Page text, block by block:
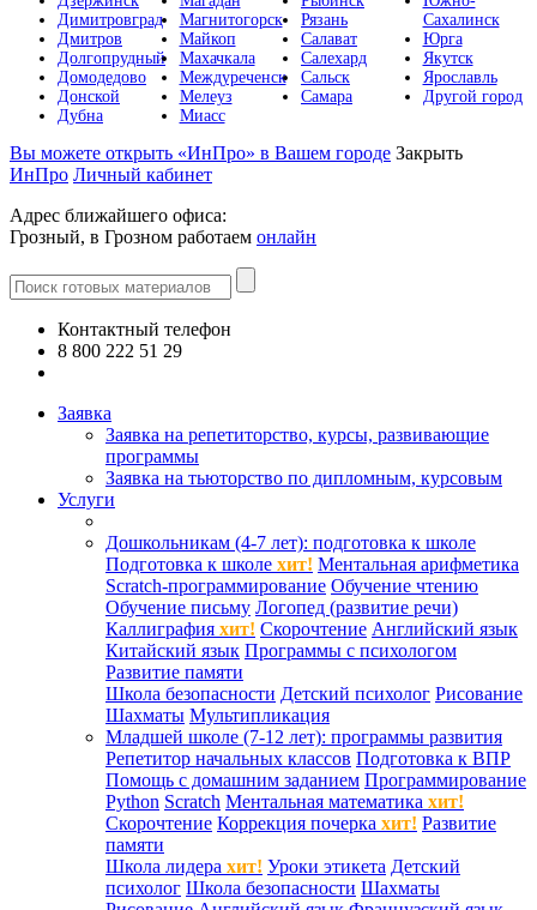
Димитровград
Дмитров
Долгопрудный
Домодедово
Донской
Дубна
Магнитогорск
Майкоп
Махачкала
Междуреченск
Мелеуз
Миасс
Рязань
Салават
Салехард
Сальск
Самара
Сахалинск
Юрга
Якутск
Ярославль
Другой город
Вы можете открыть «ИнПро» в Вашем городе Закрыть
ИнПро Личный кабинет
Адрес ближайшего офиса:
Грозный, в Грозном работаем онлайн
Контактный телефон
8 800 222 51 29
Заявка
Заявка на репетиторство, курсы, развивающие
программы
Заявка на тьюторство по дипломным, курсовым
Услуги
Дошкольникам (4-7 лет): подготовка к школе
Подготовка к школе хит! Ментальная арифметика
Scratch-программирование Обучение чтению
Обучение письму Логопед (развитие речи)
Каллиграфия хит! Скорочтение Английский язык
Китайский язык Программы с психологом
Развитие памяти
Школа безопасности Детский психолог Рисование
Шахматы Мультипликация
Младшей школе (7-12 лет): программы развития
Репетитор начальных классов Подготовка к ВПР
Помощь с домашним заданием Программирование
Python Scratch Ментальная математика хит!
Скорочтение Коррекция почерка хит! Развитие
памяти
Школа лидера хит! Уроки этикета Детский
психолог Школа безопасности Шахматы